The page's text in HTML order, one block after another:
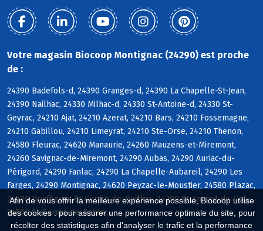
Afin de vous offrir la meilleure expérience possible, Biocoop utilise
des cookies : pour assurer une performance optimale du site, pour
récolter des statistiques afin d'analyser le trafic et la performance
Votre magasin Biocoop Montignac (24290) est proche
de :
24390 Badefols-d, 24390 Granges-d, 24390 La Chapelle-St-Jean,
24390 Nailhac, 24330 Milhac-d, 24330 St-Antoine-d, 24330 St-
Geyrac, 24210 Ajat, 24210 Azerat, 24210 Bars, 24210 Fossemagne,
24210 Gabillou, 24210 Limeyrat, 24210 Ste-Orse, 24210 Thenon,
24580 Fleurac, 24620 Manaurie, 24260 Mauzens-et-Miremont,
24260 Savignac-de-Miremont, 24290 Aubas, 24290 Auriac-du-
Périgord, 24290 Fanlac, 24290 La Chapelle-Aubareil, 24290 Les
Farges, 24290 Montignac, 24620 Peyzac-le-Moustier, 24580 Plazac,
24580 Rouffignac-St-Cernin-de-Reilhac, 24290 St-Amand-de-Coly,
24580 St-Cernin-de-Reillac